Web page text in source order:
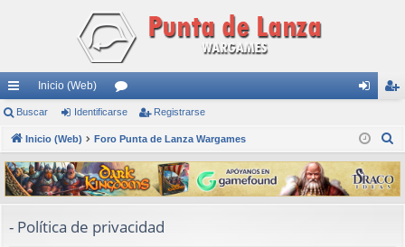
nl
ac
es
rá
Inicio (Web)
or
os nti
fic
ar
ist
ra
rs
Buscar Identificarse Registrarse
Inicio (Web) Foro Punta de Lanza Wargames
s
c
- Política de privacidad